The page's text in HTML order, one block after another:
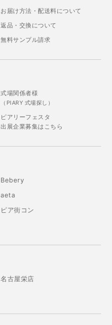
お届け方法・配送料について
返品・交換について
無料サンプル請求
式場関係者様
（PIARY 式場探し）
ピアリーフェスタ
出展企業募集はこちら
Bebery
aeta
ピア街コン
名古屋栄店